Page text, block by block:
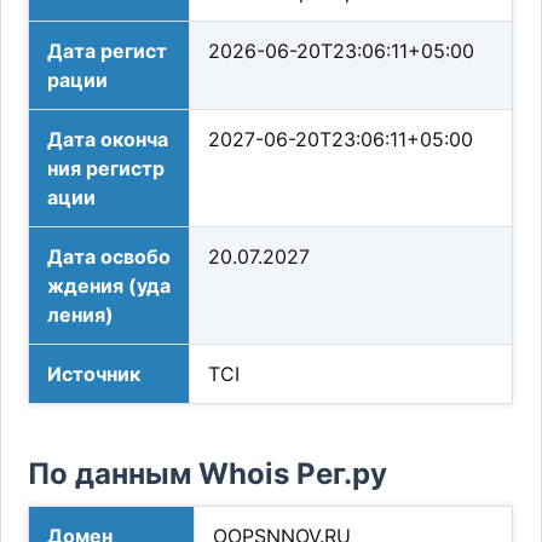
Дата регист
рации
2026-06-20T23:06:11+05:00
Дата оконча
ния регистр
ации
2027-06-20T23:06:11+05:00
Дата освобо
ждения (уда
ления)
20.07.2027
Источник TCI
По данным Whois Рег.ру
Домен OOPSNNOV.RU